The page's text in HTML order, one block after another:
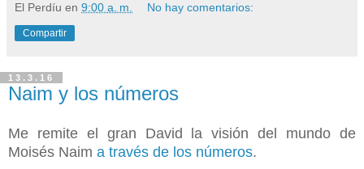
El Perdíu en 9:00 a. m. No hay comentarios:
Compartir
13.3.16
Naim y los números
Me remite el gran David la visión del mundo de
Moisés Naim a través de los números.